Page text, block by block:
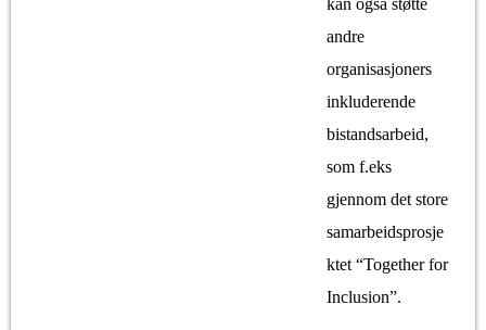
andre
organisasjoners
inkluderende
bistandsarbeid,
som f.eks
gjennom det store
samarbeidsprosje
ktet “Together for
Inclusion”.